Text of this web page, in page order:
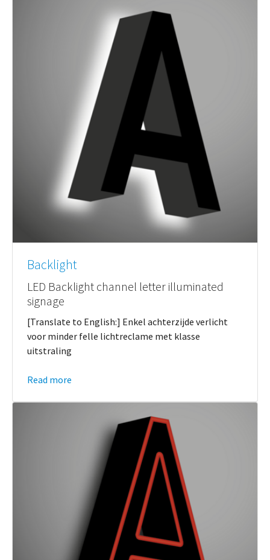
Backlight
LED Backlight channel letter illuminated
signage
[Translate to English:] Enkel achterzijde verlicht
voor minder felle lichtreclame met klasse
uitstraling
Read more